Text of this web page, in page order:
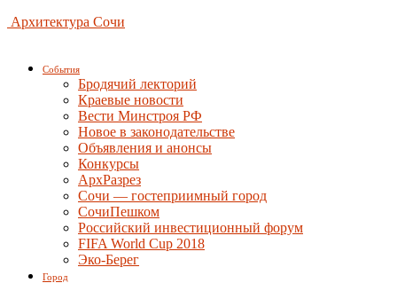
Архитектура Сочи
События
Бродячий лекторий
Краевые новости
Вести Минстроя РФ
Новое в законодательстве
Объявления и анонсы
Конкурсы
АрхРазрез
Сочи — гостеприимный город
СочиПешком
Российский инвестиционный форум
FIFA World Cup 2018
Эко-Берег
Город